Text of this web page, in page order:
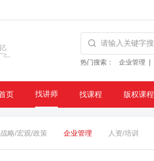
热门搜索： 企业管理
页 找讲师 找课程 版权课程
战略/宏观/政策 企业管理 人资/培训